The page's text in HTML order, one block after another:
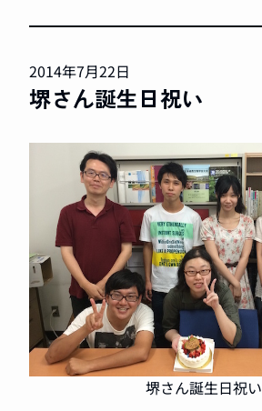
2014年7月22日
堺さん誕生日祝い
堺さん誕生日祝い